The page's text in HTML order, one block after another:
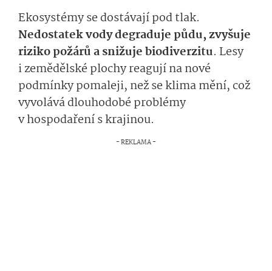
Ekosystémy se dostávají pod tlak.
Nedostatek vody degraduje půdu, zvyšuje
riziko požárů a snižuje biodiverzitu. Lesy
i zemědělské plochy reagují na nové
podmínky pomaleji, než se klima mění, což
vyvolává dlouhodobé problémy
v hospodaření s krajinou.